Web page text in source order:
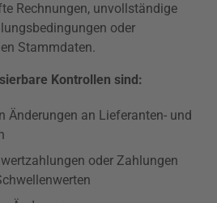
Rechnungen, unvollständige
oder
Stammdaten.
Kontrollen sind:
Änderungen an Lieferanten- und
oder Zahlungen